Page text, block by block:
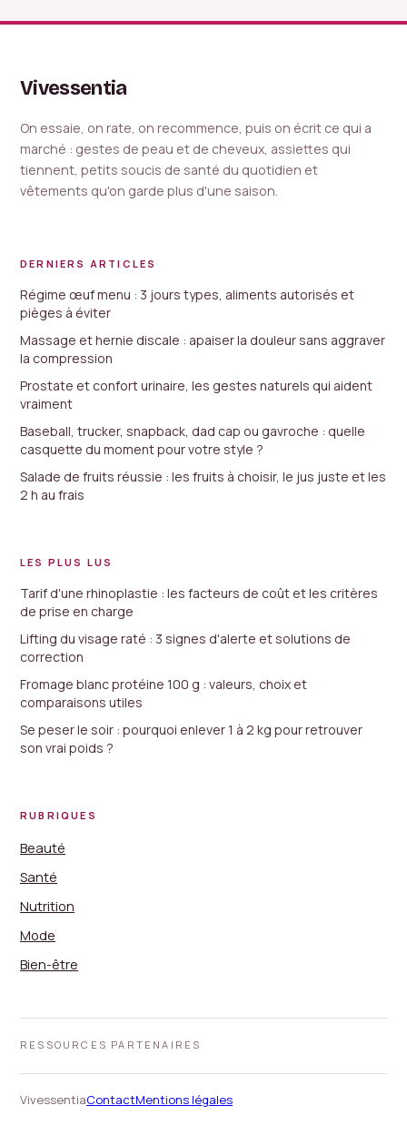
musculaire
Vivessentia
On essaie, on rate, on recommence, puis on écrit ce qui a
marché : gestes de peau et de cheveux, assiettes qui
tiennent, petits soucis de santé du quotidien et
vêtements qu'on garde plus d'une saison.
DERNIERS ARTICLES
Régime œuf menu : 3 jours types, aliments autorisés et
pièges à éviter
Massage et hernie discale : apaiser la douleur sans aggraver
la compression
Prostate et confort urinaire, les gestes naturels qui aident
vraiment
Baseball, trucker, snapback, dad cap ou gavroche : quelle
casquette du moment pour votre style ?
Salade de fruits réussie : les fruits à choisir, le jus juste et les
2 h au frais
LES PLUS LUS
Tarif d'une rhinoplastie : les facteurs de coût et les critères
de prise en charge
Lifting du visage raté : 3 signes d'alerte et solutions de
correction
Fromage blanc protéine 100 g : valeurs, choix et
comparaisons utiles
Se peser le soir : pourquoi enlever 1 à 2 kg pour retrouver
son vrai poids ?
RUBRIQUES
Beauté
Santé
Nutrition
Mode
Bien-être
RESSOURCES PARTENAIRES
VivessentiaContactMentions légales